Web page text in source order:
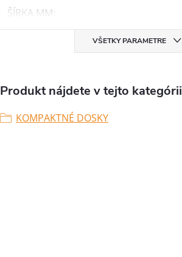
ŠÍRKA MM:
VŠETKY PARAMETRE
Produkt nájdete v tejto kategórii
KOMPAKTNÉ DOSKY